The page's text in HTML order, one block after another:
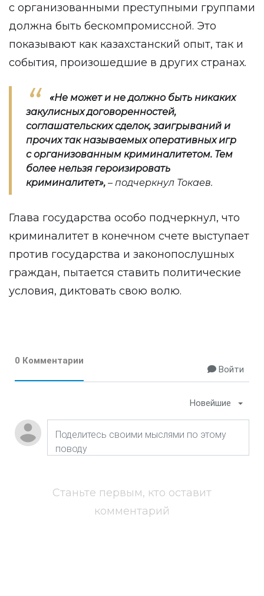
с организованными преступными группами
должна быть бескомпромиссной. Это
показывают как казахстанский опыт, так и
события, произошедшие в других странах.
«‎Не может и не должно быть никаких
закулисных договоренностей,
соглашательских сделок, заигрываний и
прочих так называемых оперативных игр
с организованным криминалитетом. Тем
более нельзя героизировать
криминалитет», – подчеркнул Токаев.
Глава государства особо подчеркнул, что
криминалитет в конечном счете выступает
против государства и законопослушных
граждан, пытается ставить политические
условия, диктовать свою волю.
0 Комментарии
Войти
Новейшие
Станьте первым, кто оставит
комментарий